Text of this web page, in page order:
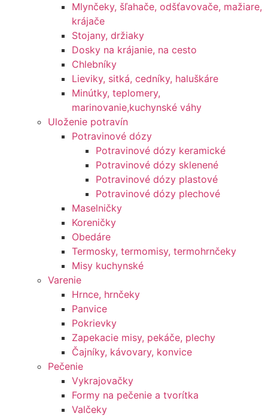
Mlynčeky, šľahače, odšťavovače, mažiare,
krájače
Stojany, držiaky
Dosky na krájanie, na cesto
Chlebníky
Lieviky, sitká, cedníky, haluškáre
Minútky, teplomery,
marinovanie,kuchynské váhy
Uloženie potravín
Potravinové dózy
Potravinové dózy keramické
Potravinové dózy sklenené
Potravinové dózy plastové
Potravinové dózy plechové
Maselničky
Koreničky
Obedáre
Termosky, termomisy, termohrnčeky
Misy kuchynské
Varenie
Hrnce, hrnčeky
Panvice
Pokrievky
Zapekacie misy, pekáče, plechy
Čajníky, kávovary, konvice
Pečenie
Vykrajovačky
Formy na pečenie a tvorítka
Valčeky